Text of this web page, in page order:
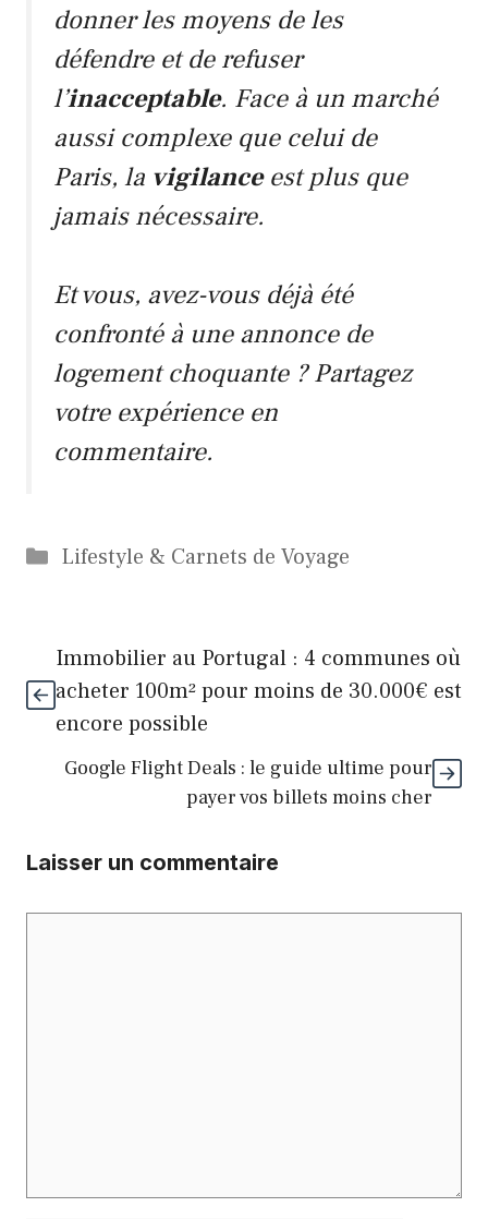
donner les moyens de les
défendre et de refuser
l’inacceptable. Face à un marché
aussi complexe que celui de
Paris, la vigilanceest plus que
jamais nécessaire.
Et vous, avez-vous déjà été
confronté à une annonce de
logement choquante ? Partagez
votre expérience en
commentaire.
Catégories
Lifestyle & Carnets de Voyage
Immobilier au Portugal : 4 communes où
acheter 100m² pour moins de 30.000€ est
encore possible
Google Flight Deals : le guide ultime pour
payer vos billets moins cher
Laisser un commentaire